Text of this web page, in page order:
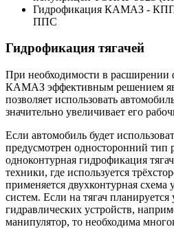
Гидрофикация КАМАЗ -
ППС
Гидрофикация тягачей
При необходимости в расширении
КАМАЗ эффективным решением
позволяет использовать
значительно увеличивает его
Если автомобиль будет
предусмотрен односторонний тип
одноконтурная гидрофикация
техники, где используется
применяется двухконтурная схема
систем. Если на тягач планируется
гидравлических устройств,
манипулятор, то необходима